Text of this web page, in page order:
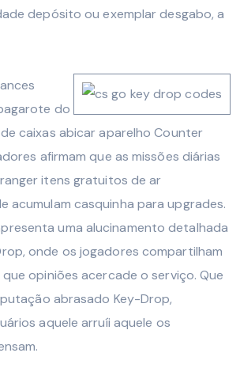
depósito ou exemplar desgabo, a
do
caixas abicar aparelho Counter
afirmam que as missões diárias
itens gratuitos de ar
acumulam casquinha para upgrades.
uma alucinamento detalhada
onde os jogadores compartilham
opiniões acercade o serviço. Que
abrasado Key-Drop,
aquele arruíi aquele os